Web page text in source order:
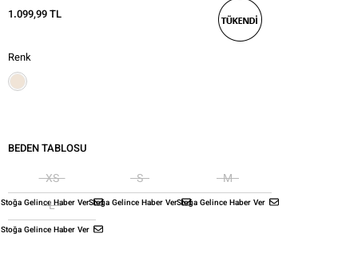
1.099,99 TL
Renk
BEDEN TABLOSU
Stoğa Gelince Haber Ver
XS
Stoğa Gelince Haber Ver
S
Stoğa Gelince Haber Ver
M
Stoğa Gelince Haber Ver
L